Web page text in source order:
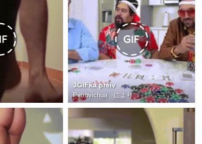
3GIFka preiv
Petrovichuaにより